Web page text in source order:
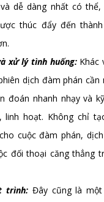
dễ dàng nhất có
thúc đẩy đến
xử lý tình huống:Khác
dịch đàm phán cần
đoán nhanh nhạy và
linh hoạt. Không chỉ
cuộc đàm phán,
đối thoại căng thẳng
trình: Đây cũng là